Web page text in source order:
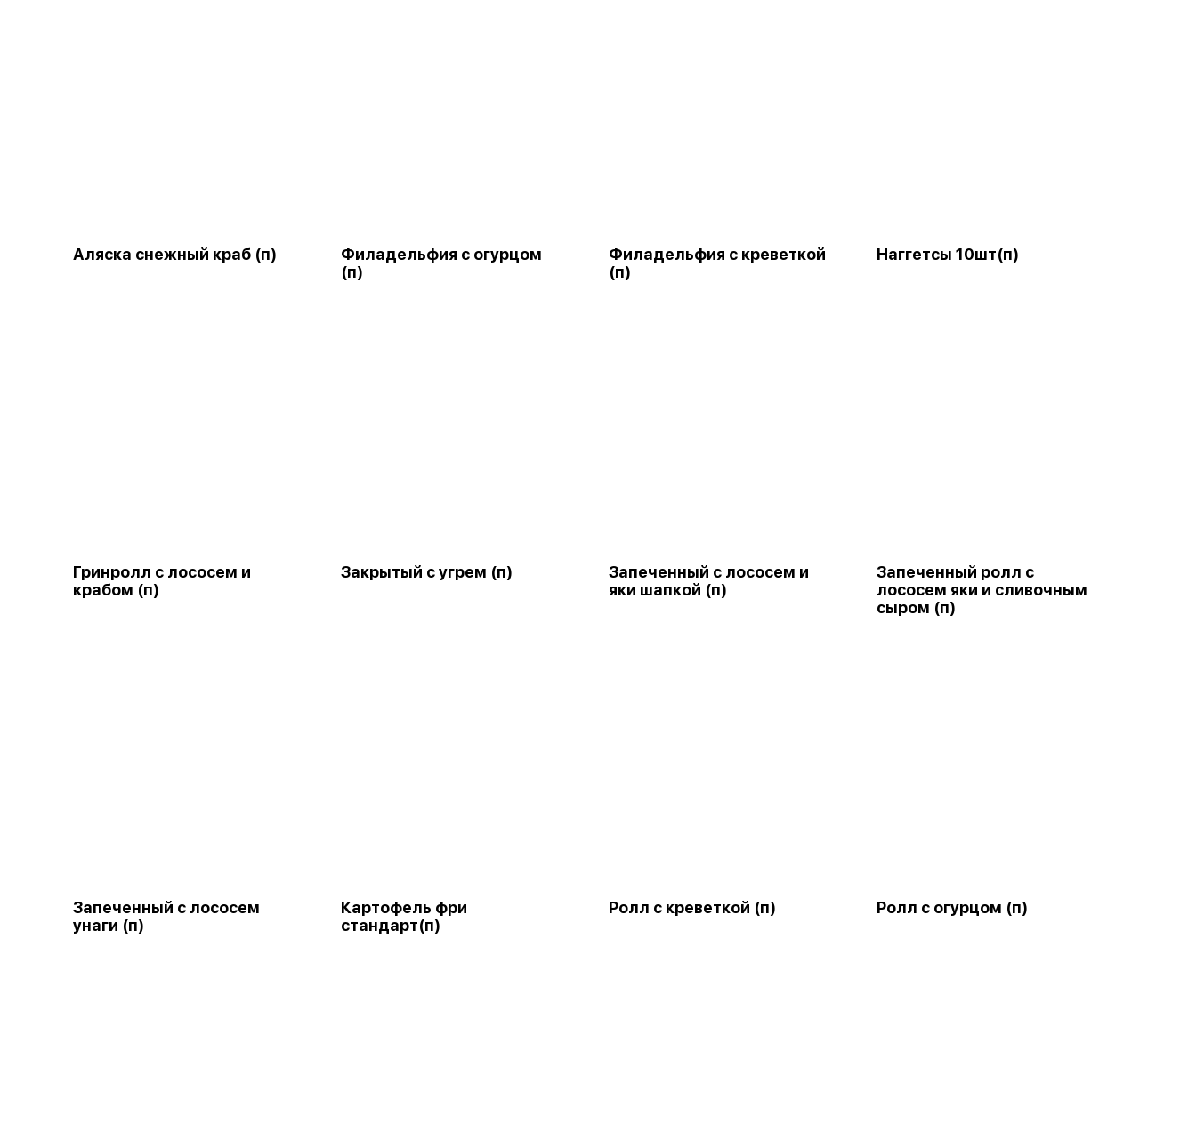
Аляска снежный краб (п)
Филадельфия с огурцом
(п)
Филадельфия с креветкой
(п)
Наггетсы 10шт(п)
Гринролл с лососем и
крабом (п)
Закрытый с угрем (п)
Запеченный с лососем и
яки шапкой (п)
Запеченный ролл с
лососем яки и сливочным
сыром (п)
Запеченный с лососем
унаги (п)
Картофель фри
стандарт(п)
Ролл с креветкой (п) Ролл с огурцом (п)